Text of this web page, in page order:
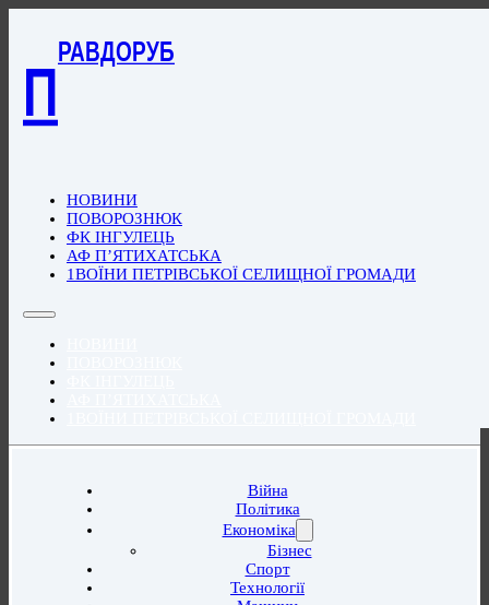
П
РАВДОРУБ
НОВИНИ
ПОВОРОЗНЮК
ФК ІНГУЛЕЦЬ
АФ П’ЯТИХАТСЬКА
1ВОЇНИ ПЕТРІВСЬКОЇ СЕЛИЩНОЇ ГРОМАДИ
Війна
Політика
Економіка
Бізнес
Спорт
Технології